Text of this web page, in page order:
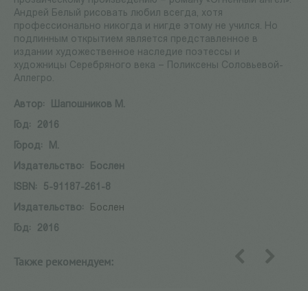
Андрей Белый рисовать любил всегда, хотя
профессионально никогда и нигде этому не учился. Но
подлинным открытием является представленное в
издании художественное наследие поэтессы и
художницы Серебряного века – Поликсены Соловьевой-
Аллегро.
Автор:
Шапошников М.
Год:
2016
Город:
М.
Издательство:
Бослен
ISBN:
5-91187-261-8
Издательство:
Бослен
Год:
2016
Также рекомендуем: